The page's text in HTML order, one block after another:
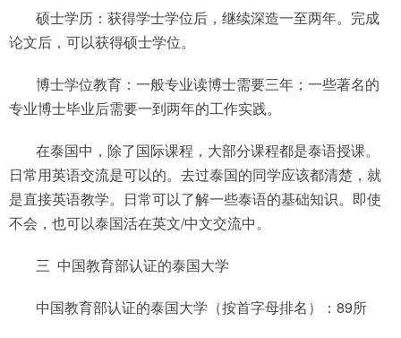
硕士学历：获得学士学位后，继续深造一至两年。完成
论文后，可以获得硕士学位。
博士学位教育：一般专业读博士需要三年；一些著名的
专业博士毕业后需要一到两年的工作实践。
在泰国中，除了国际课程，大部分课程都是泰语授课。
日常用英语交流是可以的。去过泰国的同学应该都清楚，就
是直接英语教学。日常可以了解一些泰语的基础知识。即使
不会，也可以泰国活在英文/中文交流中。
三 中国教育部认证的泰国大学
中国教育部认证的泰国大学（按首字母排名）：89所